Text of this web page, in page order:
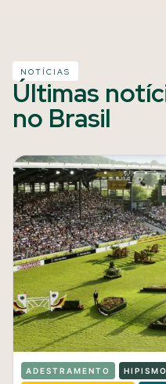
NOTÍCIAS
Últimas
no Brasil
ADESTRAMENTO